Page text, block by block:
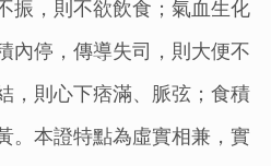
振，則不欲飲食；氣血生化
內停，傳導失司，則大便不
，則心下痞滿、脈弦；食積
。本證特點為虛實相兼，實